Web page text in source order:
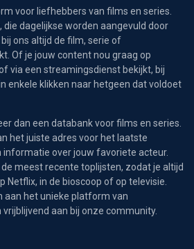
voor liefhebbers van films en series.
dagelijkse worden aangevuld door
ons altijd de film, serie of
Of je jouw content nou graag op
via een streamingsdienst bekijkt, bij
enkele klikken naar hetgeen dat voldoet
dan een databank voor films en series.
het juiste adres voor het laatste
informatie over jouw favoriete acteur.
de meest recente toplijsten, zodat je altijd
Netflix, in de bioscoop of op televisie.
aan het unieke platform van
aan bij onze community.